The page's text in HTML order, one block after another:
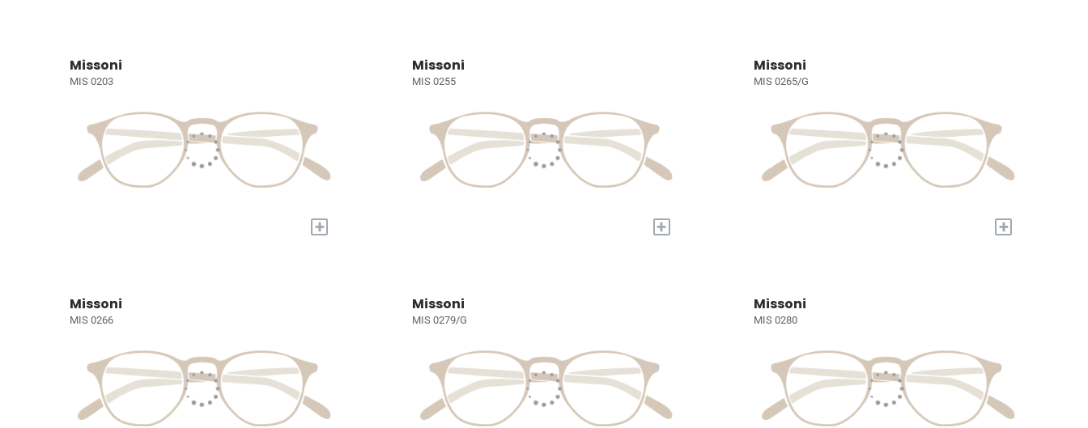
Missoni
MIS 0203
+
Missoni
MIS 0255
+
Missoni
MIS 0265/G
+
Missoni
MIS 0266
Missoni
MIS 0279/G
Missoni
MIS 0280